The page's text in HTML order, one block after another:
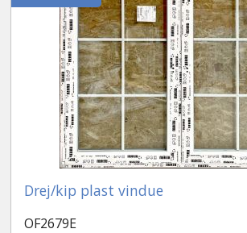
Drej/kip plast vindue
OF2679E